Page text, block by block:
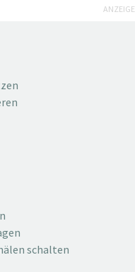
ANZEIGE
schalten